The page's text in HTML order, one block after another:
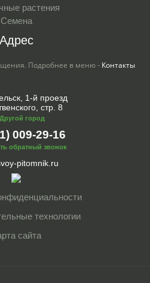
растения
Семена
Адрес
Подробнее в меню - Контакты
1-й проезд
стр. 8
Другой город
009-29-16
обратный звонок
pitomnik.ru
технологии
сайта